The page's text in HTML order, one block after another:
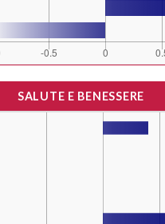
SALUTE E BENESSERE